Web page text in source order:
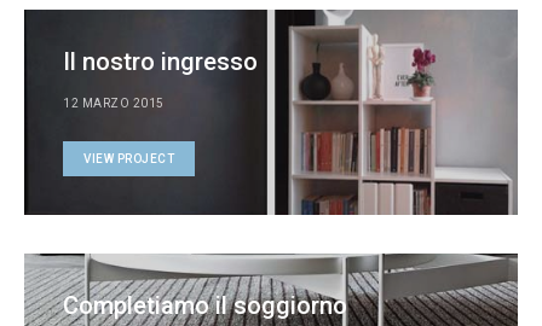
Il nostro ingresso
12 MARZO 2015
VIEW PROJECT
Completiamo il soggiorno